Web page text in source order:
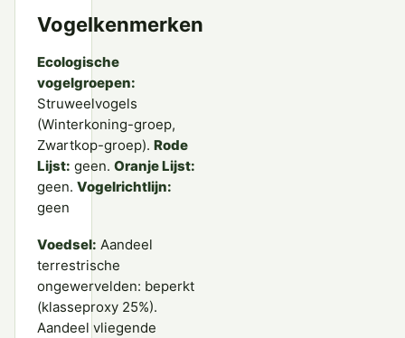
Vogelkenmerken
Ecologische
vogelgroepen:
Struweelvogels
(Winterkoning-groep,
Zwartkop-groep). Rode
Lijst: geen. Oranje Lijst:
geen. Vogelrichtlijn:
geen
Voedsel: Aandeel
terrestrische
ongewervelden: beperkt
(klasseproxy 25%).
Aandeel vliegende